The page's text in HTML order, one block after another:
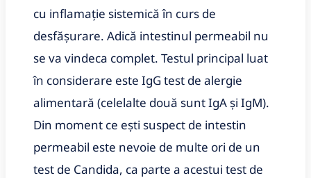
cu inflamație sistemică în curs de
desfășurare. Adică intestinul permeabil nu
se va vindeca complet. Testul principal luat
în considerare este IgG test de alergie
alimentară (celelalte două sunt IgA și IgM).
Din moment ce ești suspect de intestin
permeabil este nevoie de multe ori de un
test de Candida, ca parte a acestui test de